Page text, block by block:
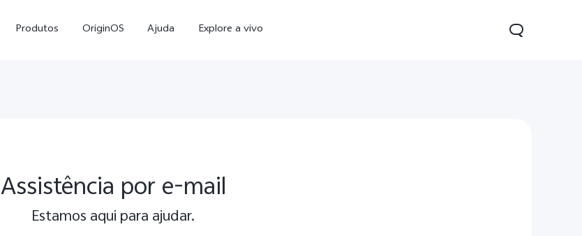
Produtos OriginOS Ajuda Explore a vivo
Assistência por e-mail
Estamos aqui para ajudar.